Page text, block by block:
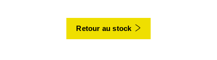
Retour au stock